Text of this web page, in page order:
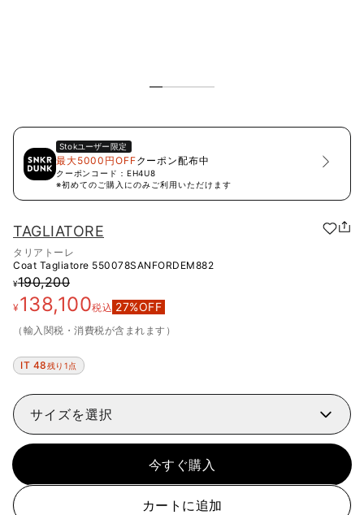
Stokユーザー限定
最大5000円OFFクーポン配布中
クーポンコード： EH4U8
※初めてのご購入にのみご利用いただけます
TAGLIATORE
タリアトーレ
Coat Tagliatore 550078SANFORDEM882
¥190,200
¥138,100税込 27%OFF
（輸入関税・消費税が含まれます）
IT 48残り1点
サイズを選択
今すぐ購入
カートに追加